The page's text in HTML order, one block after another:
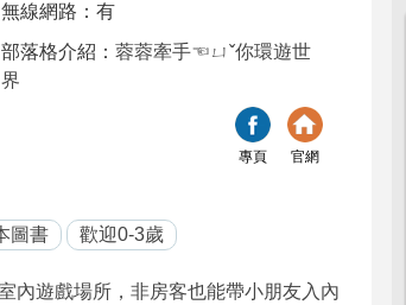
無線網路：有
部落格介紹：蓉蓉牽手☜ㄩˇ你環遊世
界
專頁 官網
圖書 歡迎0-3歲
內遊戲場所，非房客也能帶小朋友入內